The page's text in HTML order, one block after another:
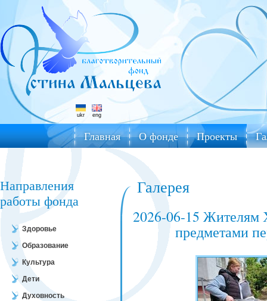
ukr eng
Главная О фонде Проекты
Направления
работы фонда
Здоровье
Образование
Культура
Дети
Духовность
Галерея
2026-06-15 Жителям
предметами